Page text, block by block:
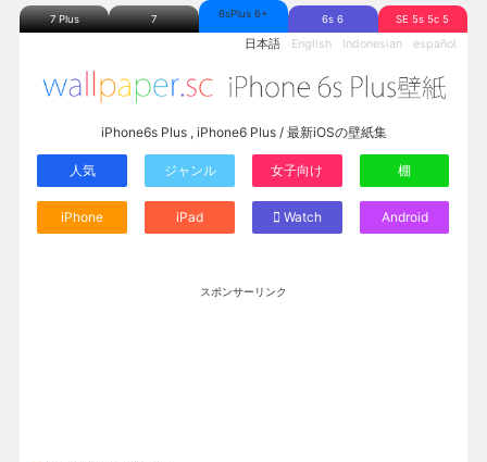
7 Plus 7 6sPlus 6+ 6s 6 SE 5s 5c 5
日本語 English Indonesian español
iPhone6s Plus , iPhone6 Plus / 最新iOSの壁紙集
人気 ジャンル 女子向け 棚
iPhone iPad Watch Android
スポンサーリンク